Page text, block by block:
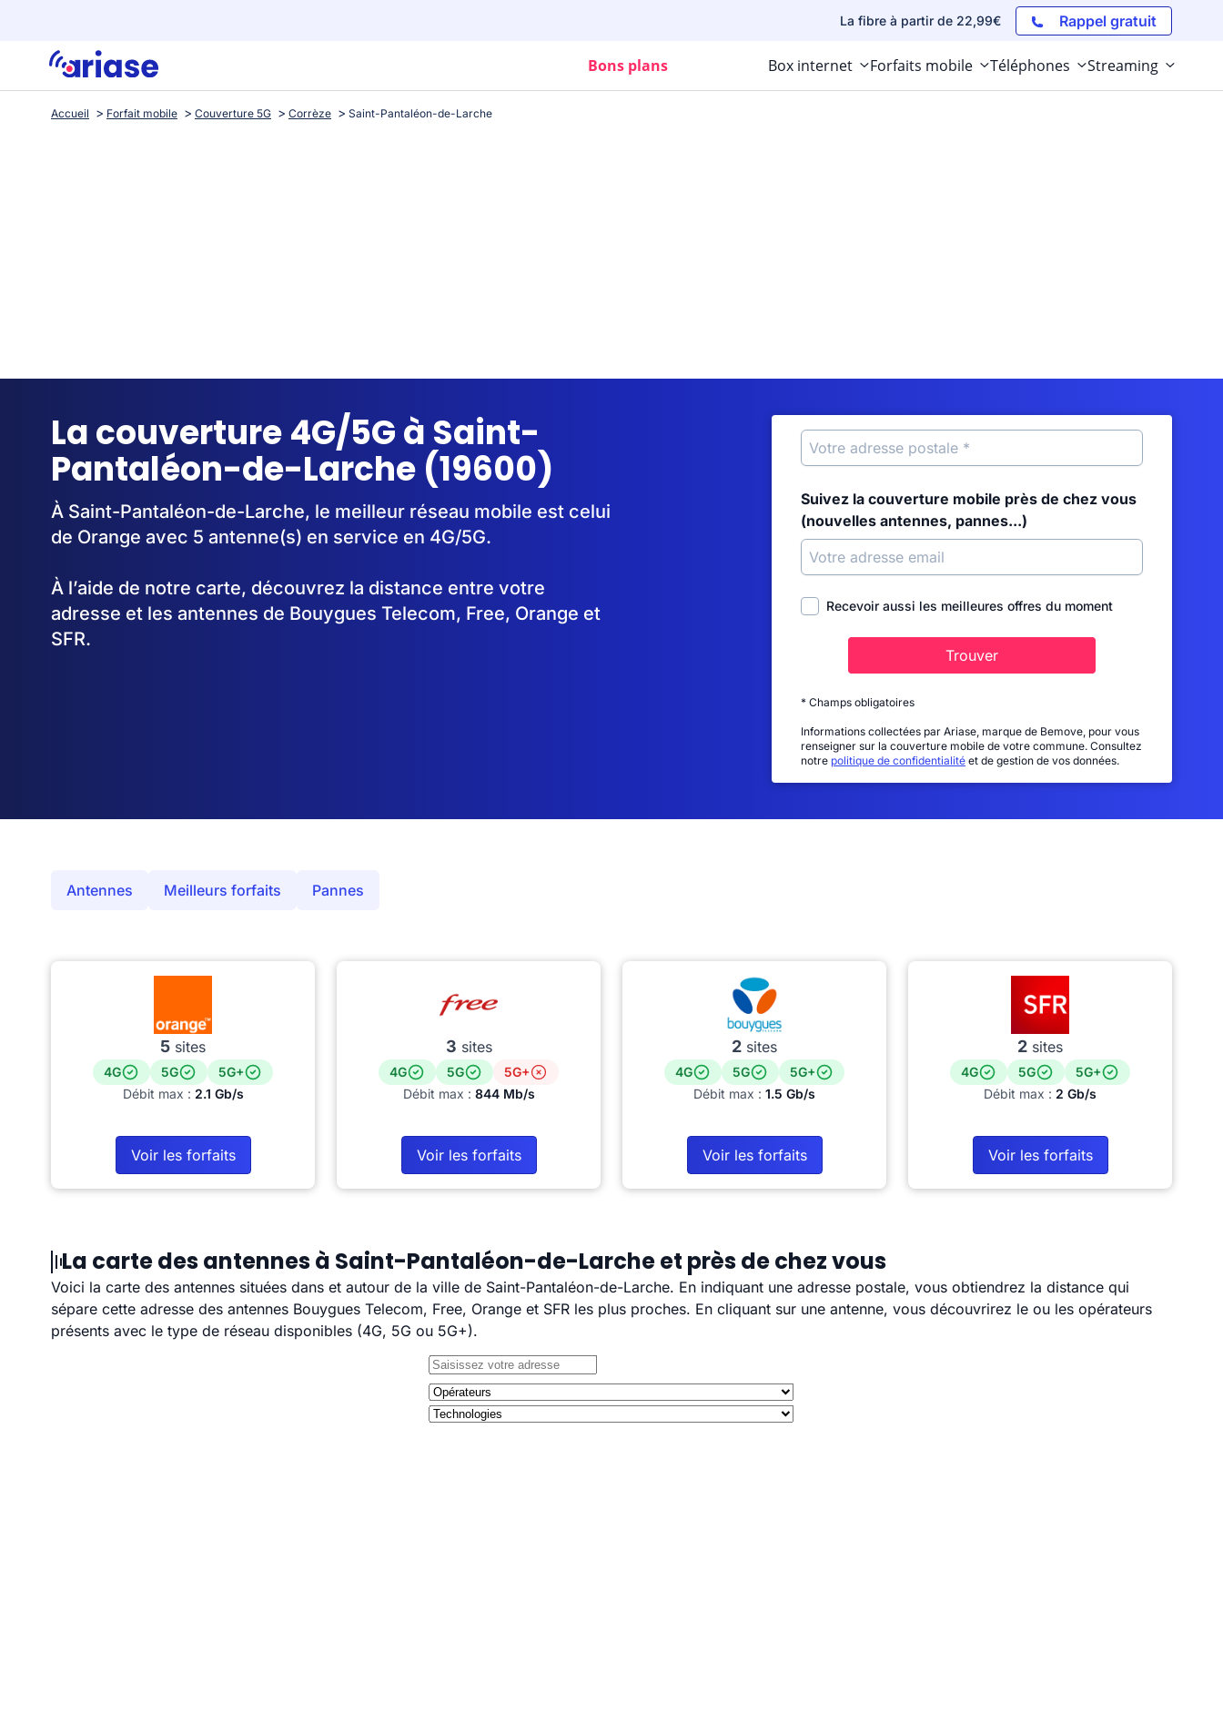
La fibre à partir de 22,99€ Rappel gratuit
Bons plans Box internet Forfaits mobile Téléphones Streaming
Accueil Forfait mobile Couverture 5G Corrèze Saint-Pantaléon-de-Larche
La couverture 4G/5G à Saint-
Pantaléon-de-Larche (19600)
À Saint-Pantaléon-de-Larche, le meilleur réseau mobile est celui
de Orange avec 5 antenne(s) en service en 4G/5G.
À l’aide de notre carte, découvrez la distance entre votre
adresse et les antennes de Bouygues Telecom, Free, Orange et
SFR.
Suivez la couverture mobile près de chez vous
(nouvelles antennes, pannes...)
Recevoir aussi les meilleures offres du moment
Trouver
* Champs obligatoires
Informations collectées par Ariase, marque de Bemove, pour vous
renseigner sur la couverture mobile de votre commune. Consultez
notre politique de confidentialité et de gestion de vos données.
Antennes Meilleurs forfaits Pannes
5 sites
4G 5G
5G+
Débit max : 2.1 Gb/s
Voir les forfaits
3 sites
4G 5G
5G+
Débit max : 844 Mb/s
Voir les forfaits
2 sites
4G 5G
5G+
Débit max : 1.5 Gb/s
Voir les forfaits
2 sites
4G 5G
5G+
Débit max : 2 Gb/s
Voir les forfaits
La carte des antennes à Saint-Pantaléon-de-Larche et près de chez vous
Voici la carte des antennes situées dans et autour de la ville de Saint-Pantaléon-de-Larche. En indiquant une adresse postale, vous obtiendrez la distance qui
sépare cette adresse des antennes Bouygues Telecom, Free, Orange et SFR les plus proches. En cliquant sur une antenne, vous découvrirez le ou les opérateurs
présents avec le type de réseau disponibles (4G, 5G ou 5G+).